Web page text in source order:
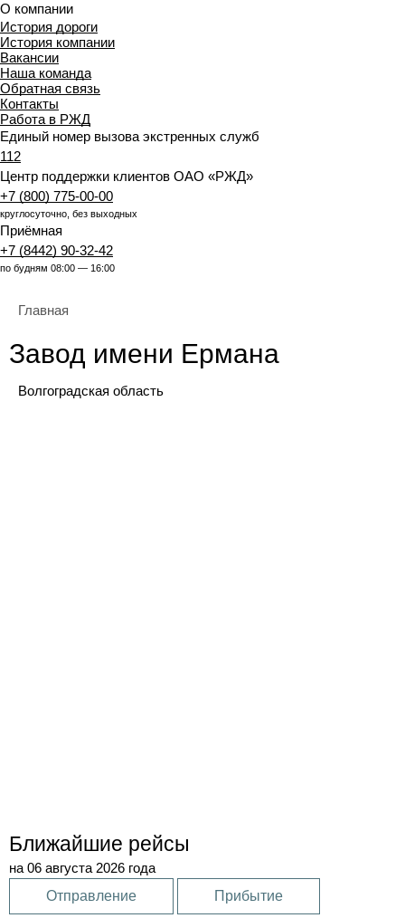
О компании
История дороги
История компании
Вакансии
Наша команда
Обратная связь
Контакты
Работа в РЖД
Единый номер вызова экстренных служб
112
Центр поддержки клиентов ОАО «РЖД»
+7 (800) 775-00-00
круглосуточно, без выходных
Приёмная
+7 (8442) 90-32-42
по будням 08:00 — 16:00
Главная
Завод имени Ермана
Волгоградская область
Ближайшие рейсы
на 06 августа 2026 года
Отправление
Прибытие